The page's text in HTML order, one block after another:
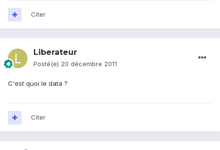
Citer
Liberateur
Posté(e) 20 décembre 2011
C'est quoi le data ?
Citer